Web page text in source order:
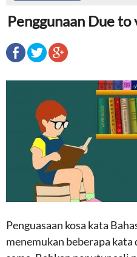
Penggunaan Due to
Penguasaan kosa kata
menemukan beberapa